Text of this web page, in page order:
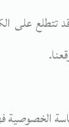
تتطلع على
الخصوصية